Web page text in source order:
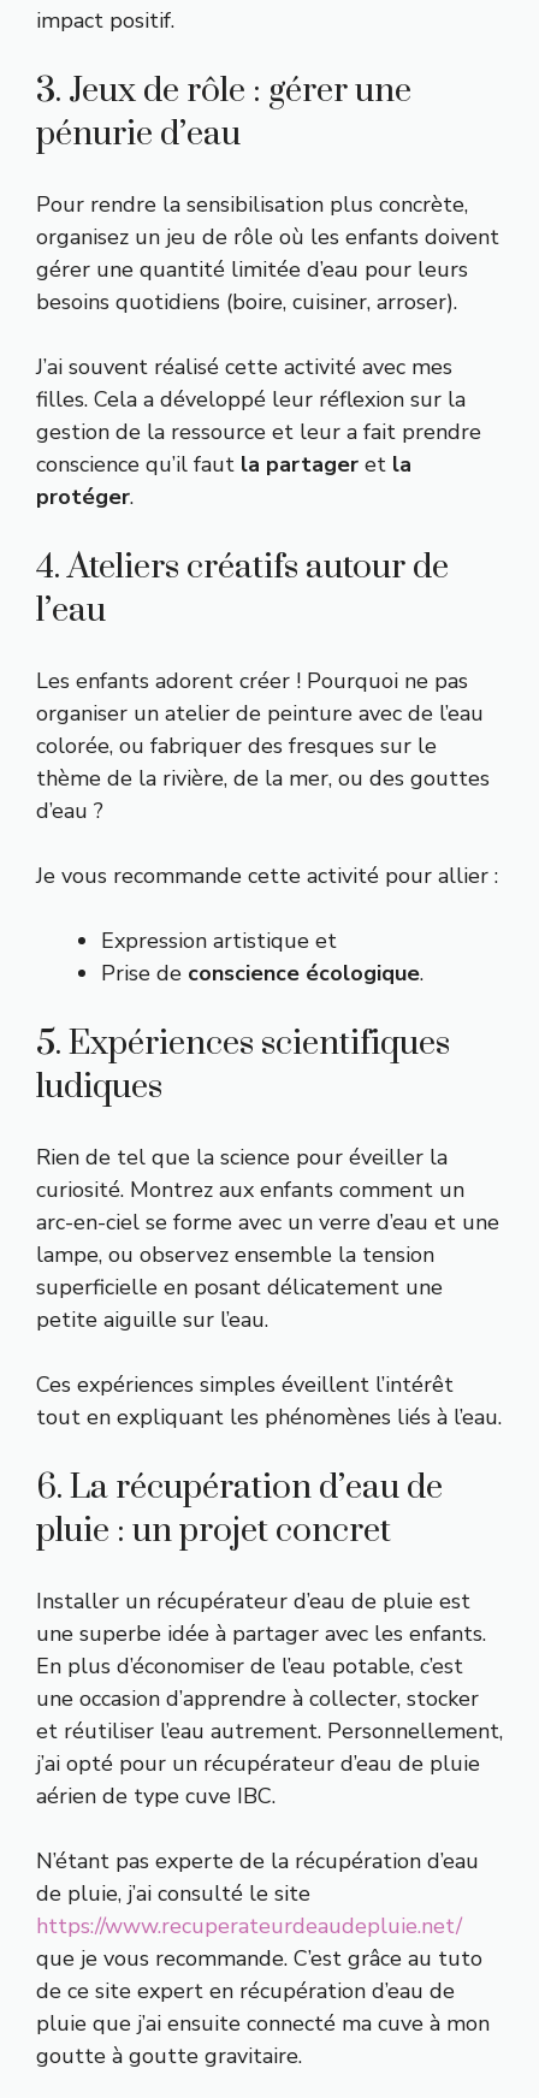
impact positif.
3. Jeux de rôle : gérer une
pénurie d’eau
Pour rendre la sensibilisation plus concrète,
organisez un jeu de rôle où les enfants doivent
gérer une quantité limitée d’eau pour leurs
besoins quotidiens (boire, cuisiner, arroser).
J’ai souvent réalisé cette activité avec mes
filles. Cela a développé leur réflexion sur la
gestion de la ressource et leur a fait prendre
conscience qu’il faut la partager et la
protéger.
4. Ateliers créatifs autour de
l’eau
Les enfants adorent créer ! Pourquoi ne pas
organiser un atelier de peinture avec de l’eau
colorée, ou fabriquer des fresques sur le
thème de la rivière, de la mer, ou des gouttes
d’eau ?
Je vous recommande cette activité pour allier :
Expression artistique et
Prise de conscience écologique.
5. Expériences scientifiques
ludiques
Rien de tel que la science pour éveiller la
curiosité. Montrez aux enfants comment un
arc-en-ciel se forme avec un verre d’eau et une
lampe, ou observez ensemble la tension
superficielle en posant délicatement une
petite aiguille sur l’eau.
Ces expériences simples éveillent l’intérêt
tout en expliquant les phénomènes liés à l’eau.
6. La récupération d’eau de
pluie : un projet concret
Installer un récupérateur d’eau de pluie est
une superbe idée à partager avec les enfants.
En plus d’économiser de l’eau potable, c’est
une occasion d’apprendre à collecter, stocker
et réutiliser l’eau autrement. Personnellement,
j’ai opté pour un récupérateur d’eau de pluie
aérien de type cuve IBC.
N’étant pas experte de la récupération d’eau
de pluie, j’ai consulté le site
https://www.recuperateurdeaudepluie.net/
que je vous recommande. C’est grâce au tuto
de ce site expert en récupération d’eau de
pluie que j’ai ensuite connecté ma cuve à mon
goutte à goutte gravitaire.